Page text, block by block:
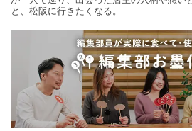
と、松阪に行きたくなる。